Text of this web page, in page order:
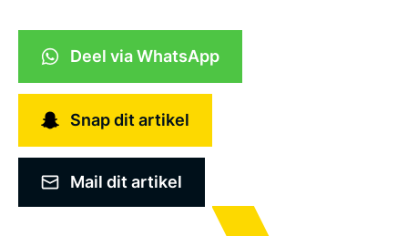
Deel via WhatsApp
Snap dit artikel
Mail dit artikel